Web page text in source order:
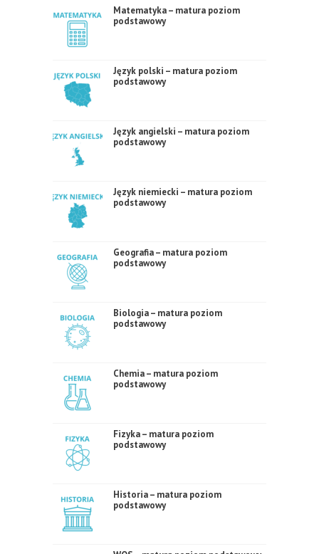
Matematyka – matura poziom
podstawowy
Język polski – matura poziom
podstawowy
Język angielski – matura poziom
podstawowy
Język niemiecki – matura poziom
podstawowy
Geografia – matura poziom
podstawowy
Biologia – matura poziom
podstawowy
Chemia – matura poziom
podstawowy
Fizyka – matura poziom
podstawowy
Historia – matura poziom
podstawowy